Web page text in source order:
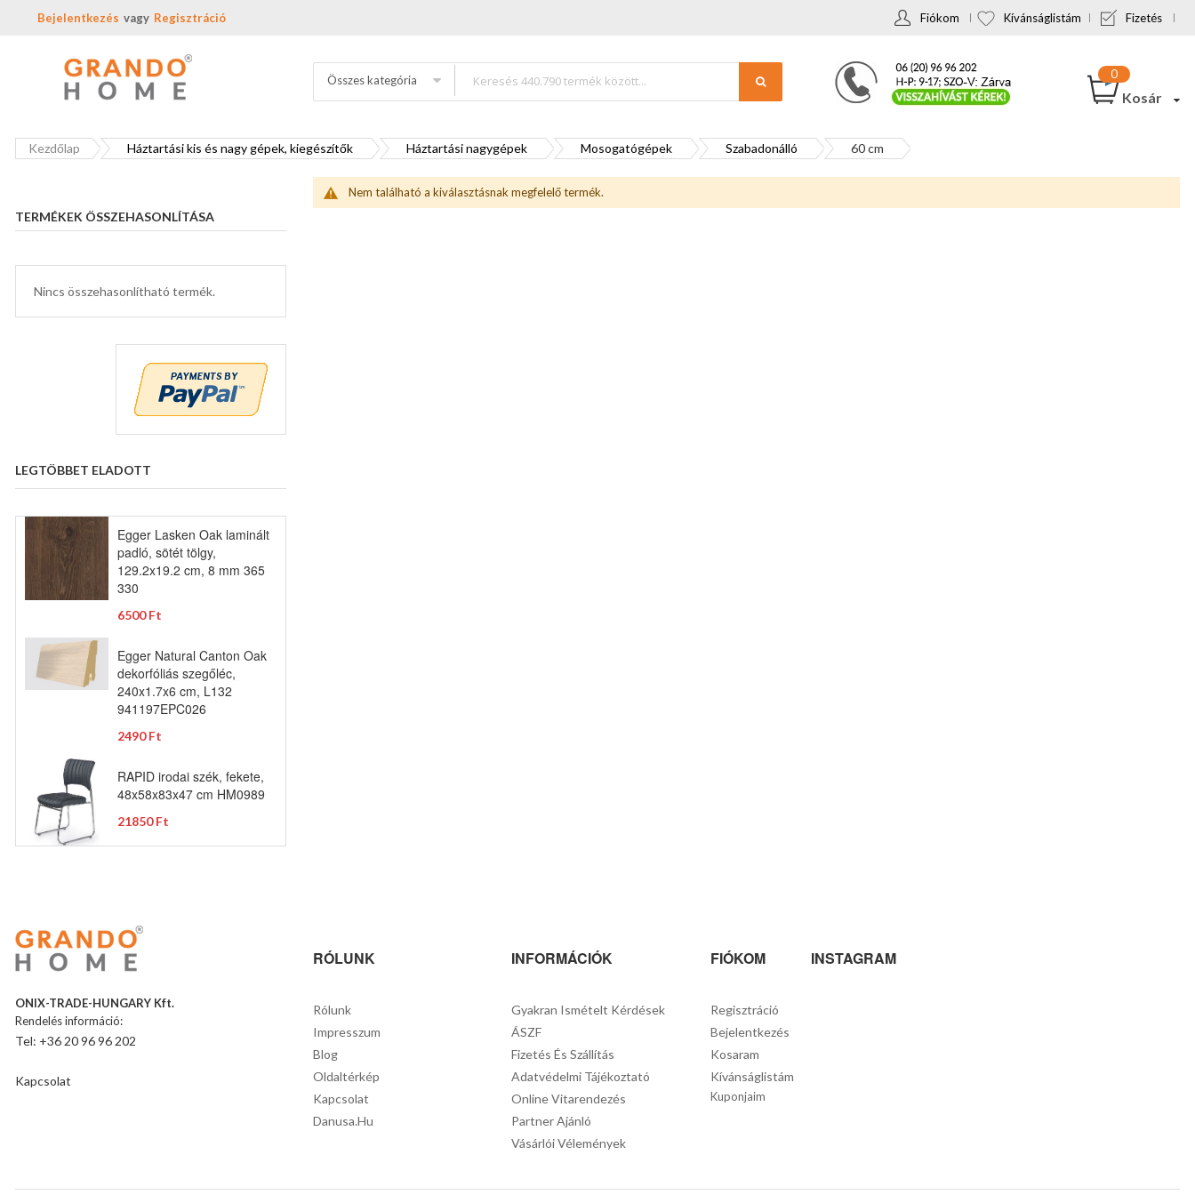
Bejelentkezés Regisztráció Fiókom Kívánságlistám Fizetés
Összes kategória
Kosár
Kezdőlap Háztartási kis és nagy gépek, kiegészítők Háztartási nagygépek Mosogatógépek Szabadonálló 60 cm
Nem található a kiválasztásnak megfelelő termék.
TERMÉKEK ÖSSZEHASONLÍTÁSA
Nincs összehasonlítható termék.
LEGTÖBBET ELADOTT
Egger Lasken Oak laminált
padló, sötét tölgy,
129.2x19.2 cm, 8 mm 365
330
6500 Ft
Egger Natural Canton Oak
dekorfóliás szegőléc,
240x1.7x6 cm, L132
941197EPC026
2490 Ft
RAPID irodai szék, fekete,
48x58x83x47 cm HM0989
21850 Ft
ONIX-TRADE-HUNGARY Kft.
Rendelés információ:
Tel: +36 20 96 96 202
Kapcsolat
RÓLUNK
Rólunk
Impresszum
Blog
Oldaltérkép
Kapcsolat
Danusa.hu
INFORMÁCIÓK
Gyakran Ismételt Kérdések
ÁSZF
Fizetés És Szállítás
Adatvédelmi Tájékoztató
Online Vitarendezés
Partner Ajánló
Vásárlói Vélemények
FIÓKOM
Regisztráció
Bejelentkezés
Kosaram
Kívánságlistám
Kuponjaim
INSTAGRAM